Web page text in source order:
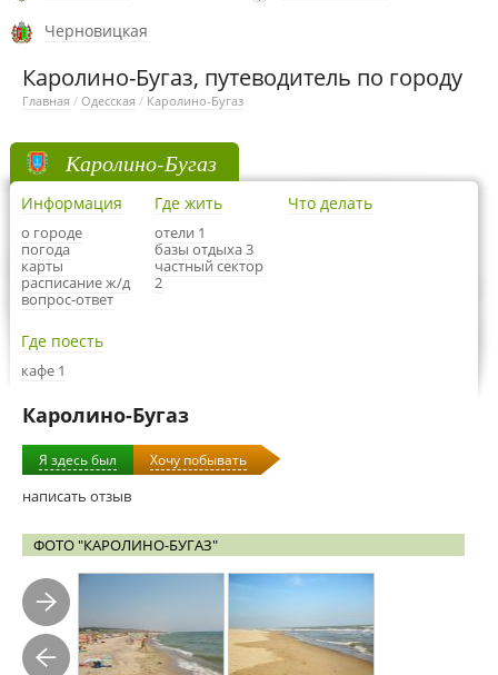
Черновицкая
Каролино-Бугаз, путеводитель по городу
Главная / Одесская / Каролино-Бугаз
Каролино-Бугаз
Информация
о городе
погода
карты
расписание ж/д
вопрос-ответ
Где жить
отели 1
базы отдыха 3
частный сектор
2
Что делать
Где поесть
кафе 1
Каролино-Бугаз
Я здесь был Хочу побывать
написать отзыв
ФОТО "КАРОЛИНО-БУГАЗ"